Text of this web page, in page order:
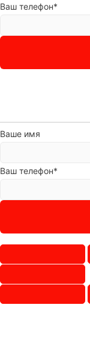
Ваш телефон*
Ваше имя
Ваш телефон*